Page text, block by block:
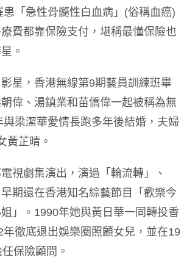
「急性骨髓性白血病」(俗稱血癌)
費都靠保險支付，堪稱最懂保險也
。
星，香港無線第9期藝員訓練班畢
偉、湯鎮業和苗僑偉一起被稱為無
梁潔華愛情長跑多年後結婚，夫婦
黃芷晴。
視劇集演出，演過「輪流轉」、
早期還在香港知名綜藝節目「歡樂今
」。1990年她與黃日華一同轉投香
徹底退出娛樂圈照顧女兒，並在19
保險顧問。